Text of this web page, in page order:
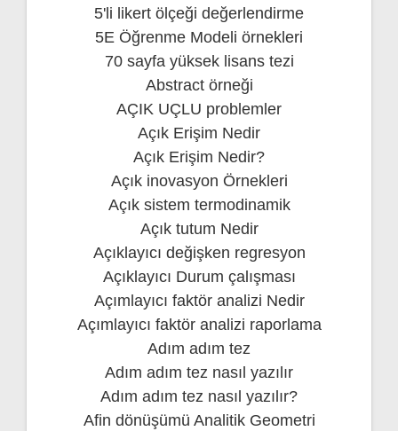
5'li likert ölçeği değerlendirme
5E Öğrenme Modeli örnekleri
70 sayfa yüksek lisans tezi
Abstract örneği
AÇIK UÇLU problemler
Açık Erişim Nedir
Açık Erişim Nedir?
Açık inovasyon Örnekleri
Açık sistem termodinamik
Açık tutum Nedir
Açıklayıcı değişken regresyon
Açıklayıcı Durum çalışması
Açımlayıcı faktör analizi Nedir
Açımlayıcı faktör analizi raporlama
Adım adım tez
Adım adım tez nasıl yazılır
Adım adım tez nasıl yazılır?
Afin dönüşümü Analitik Geometri